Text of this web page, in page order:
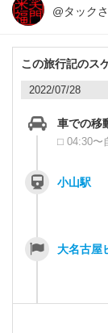
@タック
この旅行記のス
2022/07/28
車での移
⬜︎ 04:30〜
小山駅
大名古屋